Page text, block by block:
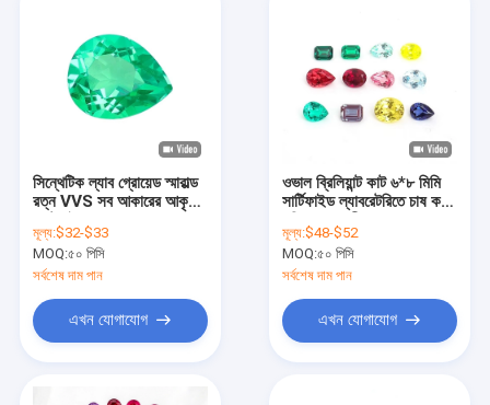
সিন্থেটিক ল্যাব গ্রোয়েড স্মারাল্ড
রত্ন VVS সব আকারের আকৃতি
মূল্য:$32-$33
MOQ:৫০ পিসি
সর্বশেষ দাম পান
এখন যোগাযোগ
ওভাল ব্রিলিয়ান্ট কাট ৬*৮ মিমি
সার্টিফাইড ল্যাবরেটরিতে চাষ করা
মোসানাইট
মূল্য:$48-$52
MOQ:৫০ পিসি
সর্বশেষ দাম পান
এখন যোগাযোগ